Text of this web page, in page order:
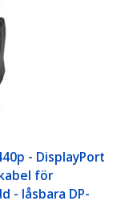
- DisplayPort
för
- låsbara DP-